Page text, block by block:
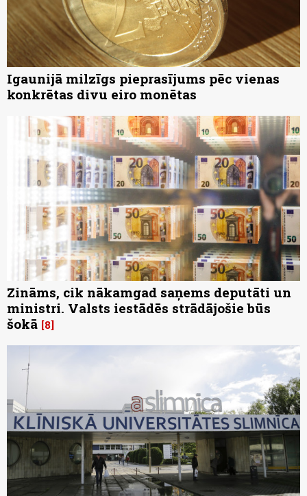
Igaunijā milzīgs pieprasījums pēc vienas
konkrētas divu eiro monētas
Zināms, cik nākamgad saņems deputāti un
ministri. Valsts iestādēs strādājošie būs
šokā 8